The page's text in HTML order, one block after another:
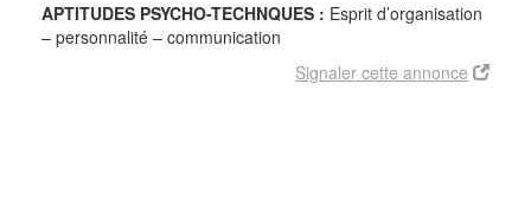
APTITUDES PSYCHO-TECHNQUES : Esprit d’organisation
– personnalité – communication
Signaler cette annonce